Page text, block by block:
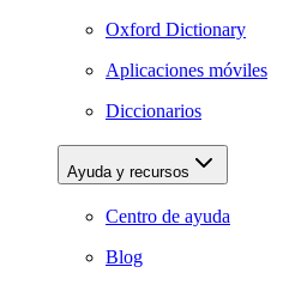
Oxford Dictionary
Aplicaciones móviles
Diccionarios
Ayuda y recursos
Centro de ayuda
Blog